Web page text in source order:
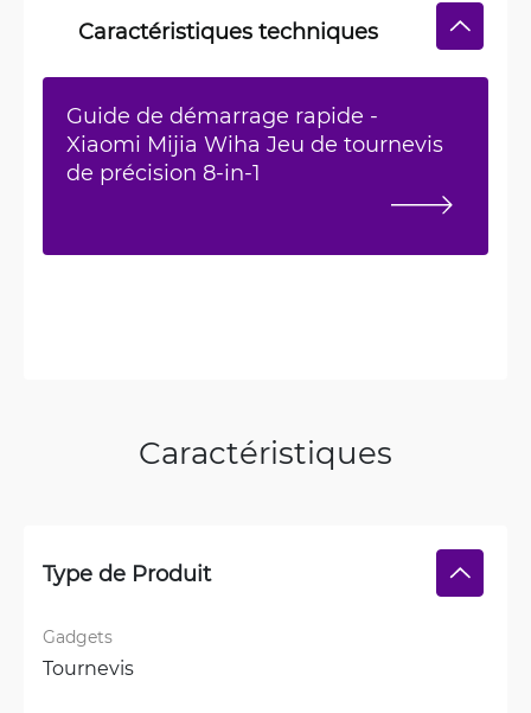
Caractéristiques techniques
Guide de démarrage rapide -
Xiaomi Mijia Wiha Jeu de tournevis
de précision 8-in-1
Caractéristiques
Type de Produit
Gadgets
Tournevis